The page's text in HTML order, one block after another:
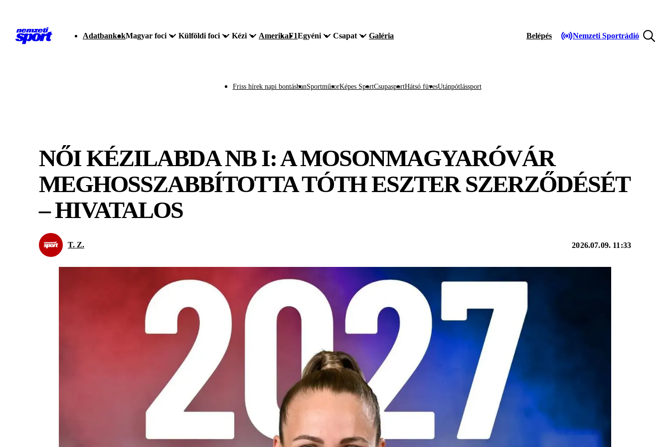
AdatbankokMagyar foci Külföldi foci Kézi AmerikaF1Egyéni Csapat Galéria Belépés Nemzeti Sportrádió
Friss hírek napi bontásbanSportműsorKépes SportCsupasportHátsó füvesUtánpótlássport
NŐI KÉZILABDA NB I: A MOSONMAGYARÓVÁR
MEGHOSSZABBÍTOTTA TÓTH ESZTER SZERZŐDÉSÉT
– HIVATALOS
T. Z. 2026.07.09. 11:33